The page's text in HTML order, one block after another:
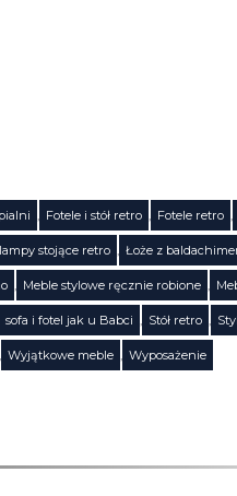
, Fotele i stół retro , Fotele retro ,
lampy stojące retro , Łoże z
, Meble stylowe ręcznie robione ,
sofa i fotel jak u Babci , Stół retro ,
, Wyjątkowe meble , Wyposażenie